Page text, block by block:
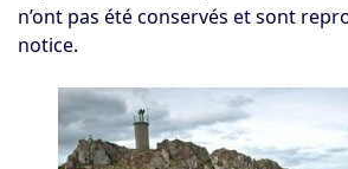
n’ont pas été conservés et sont
notice.